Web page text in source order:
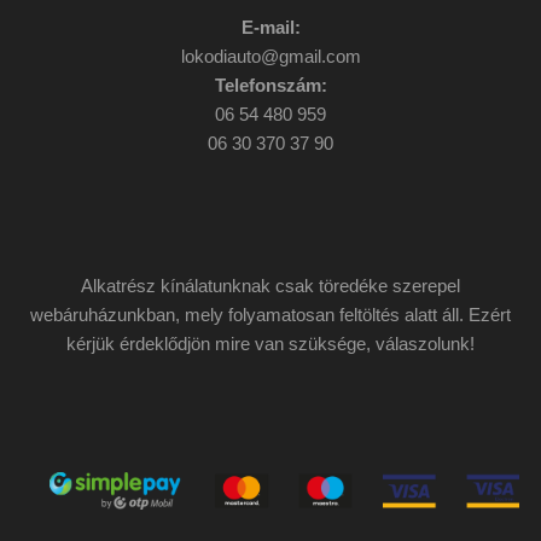
E-mail:
lokodiauto@gmail.com
Telefonszám:
06 54 480 959
06 30 370 37 90
Alkatrész kínálatunknak csak töredéke szerepel
webáruházunkban, mely folyamatosan feltöltés alatt áll. Ezért
kérjük érdeklődjön mire van szüksége, válaszolunk!